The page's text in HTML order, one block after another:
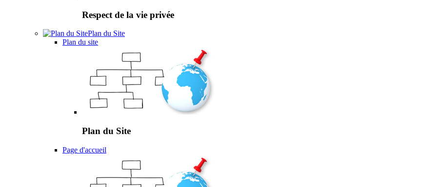
Respect de la vie privée
Plan du Site
Plan du site
Plan du Site
Page d'accueil